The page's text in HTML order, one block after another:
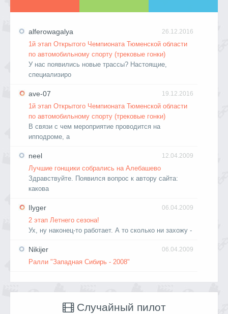
26.12.2016
alferowagalya
1й этап Открытого Чемпионата Тюменской области
по автомобильному спорту (трековые гонки)
У нас появились новые трассы? Настоящие,
специализиро
19.12.2016
ave-07
1й этап Открытого Чемпионата Тюменской области
по автомобильному спорту (трековые гонки)
В связи с чем мероприятие проводится на
ипподроме, а
12.04.2009
neel
Лучшие гонщики собрались на Алебашево
Здравствуйте. Появился вопрос к автору сайта:
какова
06.04.2009
Ilyger
2 этап Летнего сезона!
Ух, ну наконец-то работает. А то сколько ни захожу -
06.04.2009
Nikijer
Ралли "Западная Сибирь - 2008"
Случайный пилот